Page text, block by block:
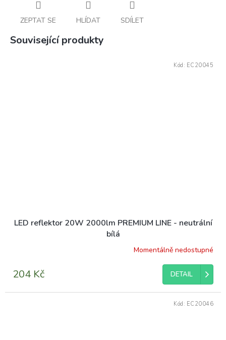
ZEPTAT SE HLÍDAT SDÍLET
Související produkty
LED reflektor 20W 2000lm PREMIUM LINE - neutrální
bílá
Momentálně nedostupné
204 Kč DETAIL
Kód: EC20045
Kód: EC20046